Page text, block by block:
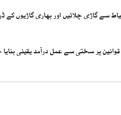
گاڑی چلائیں اور بھاری گاڑیوں کے
پر سختی سے عمل درآمد یقینی